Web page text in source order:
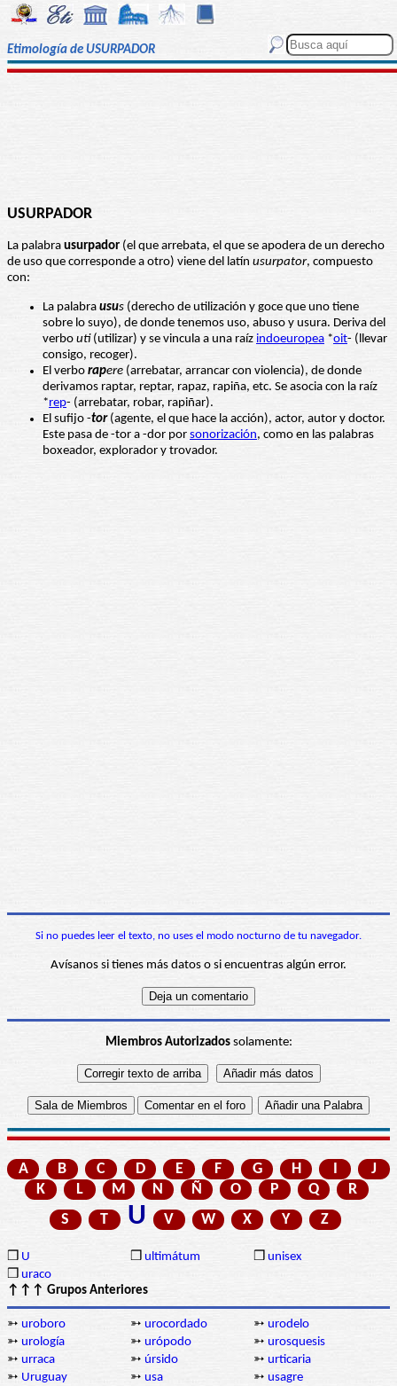
Etimología de USURPADOR
USURPADOR
La palabra usurpador (el que arrebata, el que se apodera de un derecho
de uso que corresponde a otro) viene del latín usurpator, compuesto
con:
La palabra usus (derecho de utilización y goce que uno tiene
sobre lo suyo), de donde tenemos uso, abuso y usura. Deriva del
verbo uti(utilizar) y se vincula a una raíz indoeuropea *oit- (llevar
consigo, recoger).
El verbo rapere (arrebatar, arrancar con violencia), de donde
derivamos raptar, reptar, rapaz, rapiña, etc. Se asocia con la raíz
*rep- (arrebatar, robar, rapiñar).
El sufijo -tor(agente, el que hace la acción), actor, autor y doctor.
Este pasa de -tor a -dor por sonorización, como en las palabras
boxeador, explorador y trovador.
Si no puedes leer el texto, no uses el modo nocturno de tu navegador.
Avísanos si tienes más datos o si encuentras algún error.
Miembros Autorizadossolamente:
A B C D E F G H I
J
K
L M N Ñ O P Q
R
S
T U V W X Y Z
❒ U ❒ ultimátum ❒ unisex
❒ uraco
↑↑↑ Grupos Anteriores
➳ uroboro ➳ urocordado ➳ urodelo
➳ urología ➳ urópodo ➳ urosquesis
➳ urraca ➳ úrsido ➳ urticaria
➳ Uruguay ➳ usa ➳ usagre